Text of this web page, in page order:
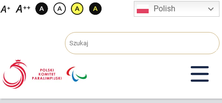
Przejdź
Polish